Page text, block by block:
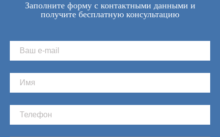
Заполните форму с контактными данными и
получите бесплатную консультацию